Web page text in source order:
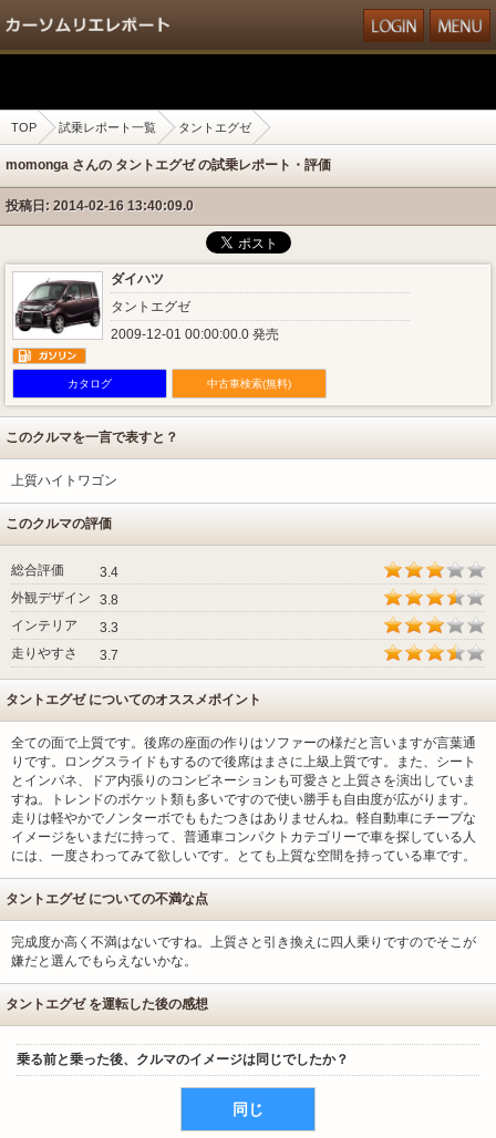
TOP 試乗レポート一覧 タントエグゼ
momonga さんの タントエグゼ の試乗レポート・評価
投稿日: 2014-02-16 13:40:09.0
ダイハツ
タントエグゼ
2009-12-01 00:00:00.0 発売
カタログ 中古車検索(無料)
このクルマを一言で表すと？
上質ハイトワゴン
このクルマの評価
総合評価
3.4
外観デザイン
3.8
インテリア
3.3
走りやすさ
3.7
タントエグゼ についてのオススメポイント
全ての面で上質です。後席の座面の作りはソファーの様だと言いますが言葉通
りです。ロングスライドもするので後席はまさに上級上質です。また、シート
とインパネ、ドア内張りのコンビネーションも可愛さと上質さを演出していま
すね。トレンドのポケット類も多いですので使い勝手も自由度が広がります。
走りは軽やかでノンターボでももたつきはありませんね。軽自動車にチープな
イメージをいまだに持って、普通車コンパクトカテゴリーで車を探している人
には、一度さわってみて欲しいです。とても上質な空間を持っている車です。
タントエグゼ についての不満な点
完成度か高く不満はないですね。上質さと引き換えに四人乗りですのでそこが
嫌だと選んでもらえないかな。
タントエグゼ を運転した後の感想
乗る前と乗った後、クルマのイメージは同じでしたか？
同じ